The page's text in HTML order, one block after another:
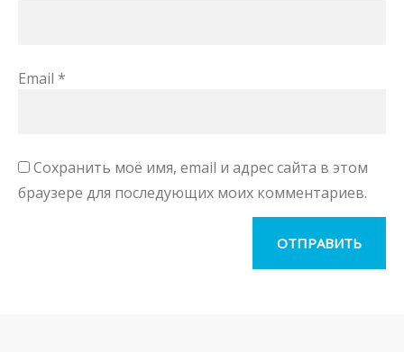
Email *
Сохранить моё имя, email и адрес сайта в этом
браузере для последующих моих комментариев.